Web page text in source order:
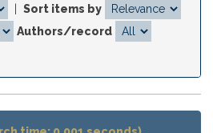
Sort items by
Authors/record